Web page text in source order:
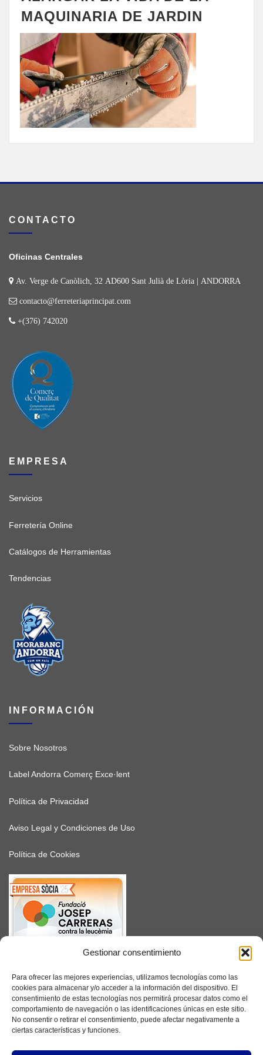
Gestionar consentimiento
Para ofrecer las mejores experiencias, utilizamos tecnologías como las
cookies para almacenar y/o acceder a la información del dispositivo. El
consentimiento de estas tecnologías nos permitirá procesar datos como el
comportamiento de navegación o las identificaciones únicas en este sitio.
No consentir o retirar el consentimiento, puede afectar negativamente a
ciertas características y funciones.
MAQUINARIA DE JARDIN
CONTACTO
Oficinas Centrales
Av. Verge de Canòlich, 32 AD600 Sant Julià de Lòria | ANDORRA
contacto@ferreteriaprincipat.com
+(376) 742020
EMPRESA
Servicios
Ferretería Online
Catálogos de Herramientas
Tendencias
INFORMACIÓN
Sobre Nosotros
Label Andorra Comerç Exce·lent
Política de Privacidad
Aviso Legal y Condiciones de Uso
Política de Cookies
SUSCRÍBETE
Facebook
Instagram